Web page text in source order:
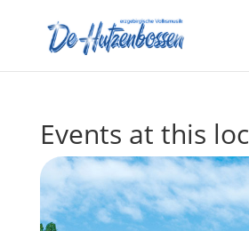
Events at this